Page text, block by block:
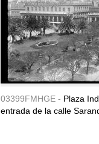
03399FMHGE - Plaza
entrada de la calle